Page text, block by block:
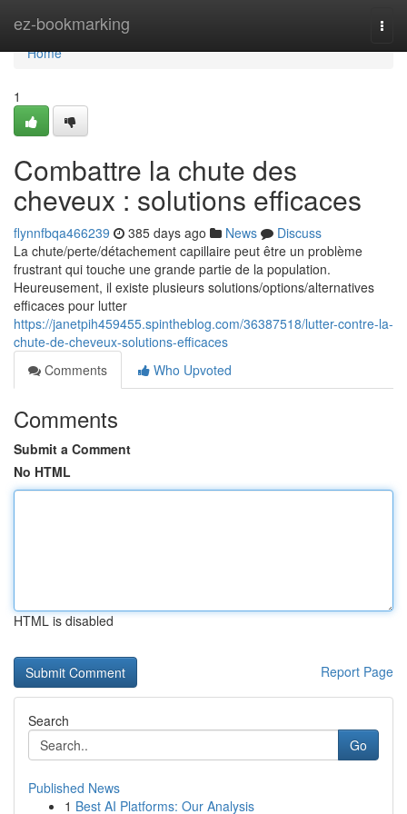
ez-bookmarking
Home
Home
1
Combattre la chute des
cheveux : solutions efficaces
flynnfbqa466239 385 days ago News
Discuss
La chute/perte/détachement capillaire peut être un problème
frustrant qui touche une grande partie de la population.
Heureusement, il existe plusieurs solutions/options/alternatives
efficaces pour lutter
https://janetpih459455.spintheblog.com/36387518/lutter-contre-la-
chute-de-cheveux-solutions-efficaces
Comments
Who Upvoted
Comments
Submit a Comment
No HTML
HTML is disabled
Report Page
Search
Go
Published News
1 Best AI Platforms: Our Analysis